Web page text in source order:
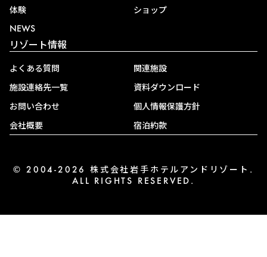
体験
NEWS
ショップ
リゾート情報
よくある質問
施設連絡先一覧
お問い合わせ
会社概要
関連施設
資料ダウンロード
個人情報保護方針
宿泊約款
© 2004-2026 株式会社岩手ホテルアンドリゾート.
ALL RIGHTS RESERVED.